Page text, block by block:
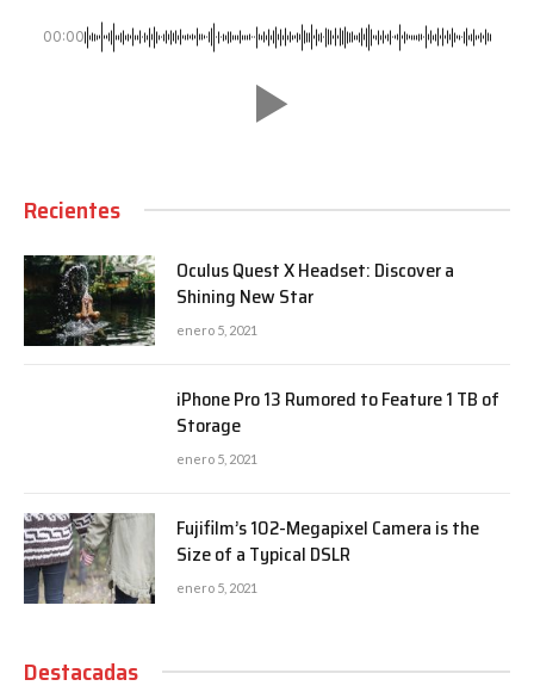
00:00
Recientes
Oculus Quest X Headset: Discover a
Shining New Star
enero 5, 2021
iPhone Pro 13 Rumored to Feature 1 TB of
Storage
enero 5, 2021
Fujifilm’s 102-Megapixel Camera is the
Size of a Typical DSLR
enero 5, 2021
Destacadas